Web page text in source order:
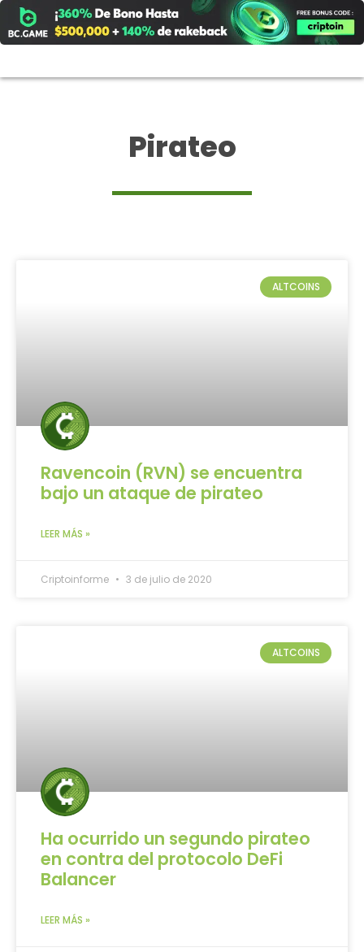
al
contenido
Pirateo
ALTCOINS
Ravencoin (RVN) se encuentra
bajo un ataque de pirateo
LEER MÁS »
Criptoinforme 3 de julio de 2020
ALTCOINS
Ha ocurrido un segundo pirateo
en contra del protocolo DeFi
Balancer
LEER MÁS »